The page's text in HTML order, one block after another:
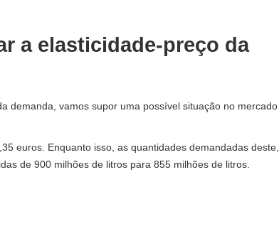
a elasticidade-preço da
demanda, vamos supor uma possível situação no mercado
euros. Enquanto isso, as quantidades demandadas deste,
de 900 milhões de litros para 855 milhões de litros.